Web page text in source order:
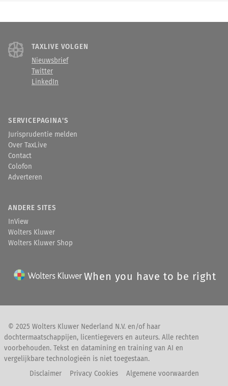
TAXLIVE VOLGEN
Nieuwsbrief
Twitter
LinkedIn
SERVICEPAGINA'S
Jurisprudentie melden
Over TaxLive
Contact
Colofon
Adverteren
ANDERE SITES
InView
Wolters Kluwer
Wolters Kluwer Shop
When you have to be right
© 2025 Wolters Kluwer Nederland N.V. en/of haar
dochtermaatschappijen, licentiegevers en auteurs. Alle rechten
voorbehouden. Tekst en datamining en training van AI en
vergelijkbare technologieën is niet toegestaan.
Disclaimer
Privacy Cookies Algemene voorwaarden